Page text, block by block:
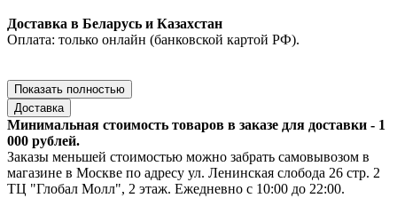
Доставка в Беларусь и Казахстан
Оплата: только онлайн (банковской картой РФ).
Показать полностью
Доставка
Минимальная стоимость товаров в заказе для доставки - 1
000 рублей.
Заказы меньшей стоимостью можно забрать самовывозом в
магазине в Москве по адресу ул. Ленинская слобода 26 стр. 2
ТЦ "Глобал Молл", 2 этаж. Ежедневно с 10:00 до 22:00.